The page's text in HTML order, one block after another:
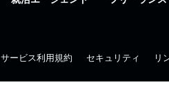
サービス利用規約 セキュリティ リ